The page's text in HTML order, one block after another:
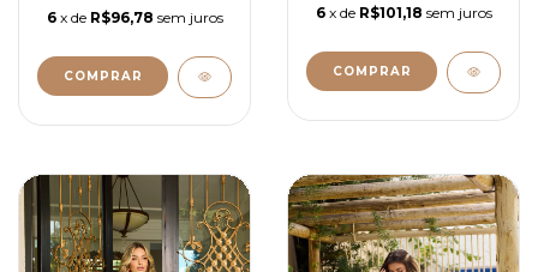
6 x de R$96,78 sem juros
COMPRAR
6 x de R$101,18 sem juros
COMPRAR